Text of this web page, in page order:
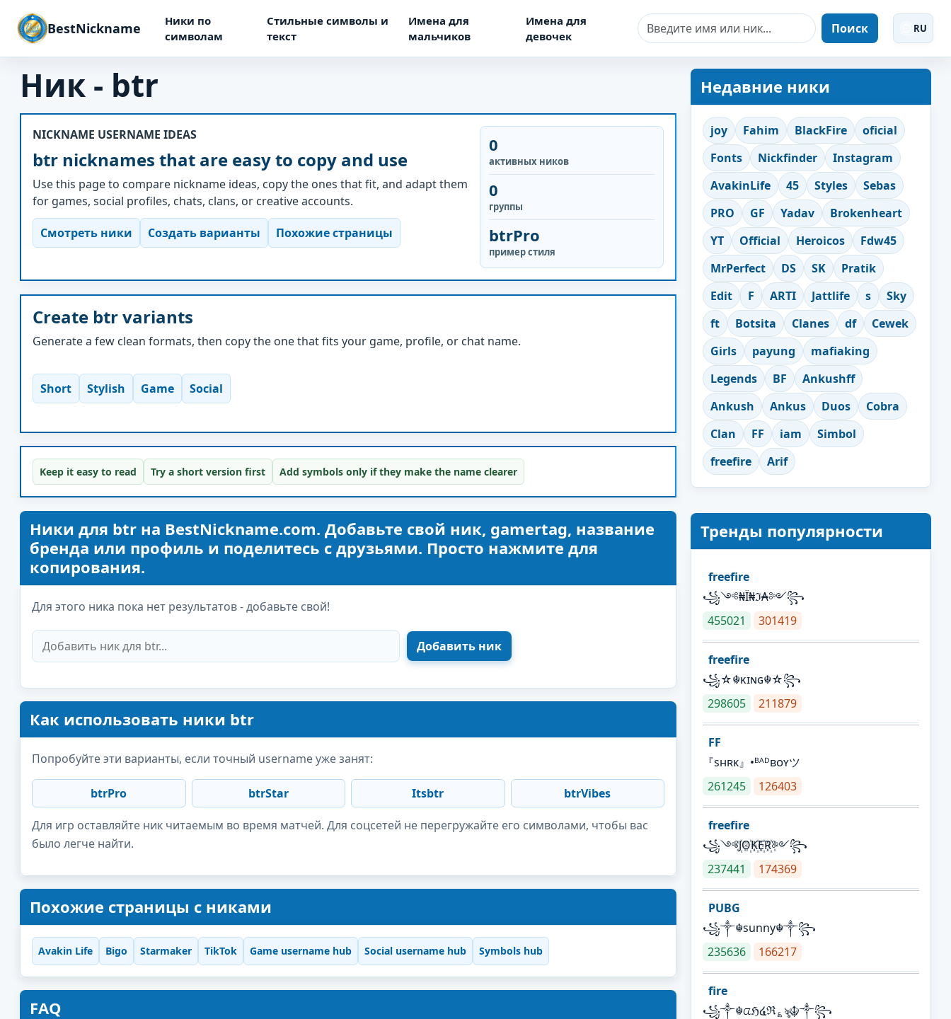
BestNickname
Ники по
символам
Стильные символы и
текст
Имена для
мальчиков
Имена для
девочек
Поиск RU
Ник - btr
NICKNAME USERNAME IDEAS
btr nicknames that are easy to copy and use
Use this page to compare nickname ideas, copy the ones that fit, and adapt them
for games, social profiles, chats, clans, or creative accounts.
Смотреть ники Создать варианты Похожие страницы
0
активных ников
0
группы
btrPro
пример стиля
Create btr variants
Generate a few clean formats, then copy the one that fits your game, profile, or chat name.
Short Stylish Game Social
Keep it easy to read Try a short version first Add symbols only if they make the name clearer
Ники для btr на BestNickname.com. Добавьте свой ник, gamertag, название
бренда или профиль и поделитесь с друзьями. Просто нажмите для
копирования.
Для этого ника пока нет результатов - добавьте свой!
Как использовать ники btr
Попробуйте эти варианты, если точный username уже занят:
btrPro btrStar Itsbtr btrVibes
Для игр оставляйте ник читаемым во время матчей. Для соцсетей не перегружайте его символами, чтобы вас
было легче найти.
Похожие страницы с никами
Avakin Life Bigo Starmaker TikTok Game username hub Social username hub Symbols hub
FAQ
Недавние ники
joy Fahim BlackFire
oficial
Fonts
Nickfinder
Instagram
AvakinLife
45 Styles
Sebas
PRO
GF Yadav
Brokenheart
YT
Official Heroicos
Fdw45
MrPerfect
DS SK
Pratik
Edit
F ARTI Jattlife s
Sky
ft
Botsita Clanes df
Cewek
Girls
payung
mafiaking
Legends
BF
Ankushff
Ankush
Ankus Duos
Cobra
Clan
FF iam
Simbol
freefire
Arif
Тренды популярности
freefire
꧁༺₦Ї₦ℑ₳༻꧂
455021
301419
freefire
꧁☆☬κɪɴɢ☬☆꧂
298605
211879
FF
『sʜʀᴋ』•ᴮᴬᴰʙᴏʏツ
261245
126403
freefire
꧁༺J꙰O꙰K꙰E꙰R꙰༻꧂
237441
174369
PUBG
꧁༒☬sunny☬༒꧂
235636
166217
fire
꧁༒☬ᤂℌ໔ℜ؏ৡ☬༒꧂